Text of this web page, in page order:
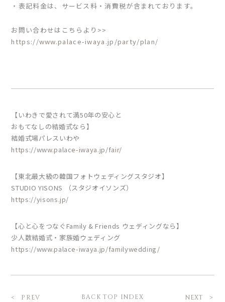
・表記料金は、サービス料・消費税が含まれております。
お問い合わせはこちらより>>
https://www.palace-iwaya.jp/party/plan/
【いわきで愛されて満50年の安心と
おもてなしの結婚式なら】
結婚式場パレスいわや
https://www.palace-iwaya.jp/fair/
【東北最大級の韓国フォトウェディングスタジオ】
STUDIO YISONS （スタジオイソンズ）
https://yisons.jp/
【心と心をつなぐFamily & Friends ウェディングなら】
少人数結婚式・家族婚ウェディング
https://www.palace-iwaya.jp/familywedding/
PREV BACK TOP INDEX NEXT